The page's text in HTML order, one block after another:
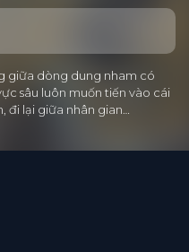
giữa dòng dung nham có
sâu luôn muốn tiến vào cái
đi lại giữa nhân gian…